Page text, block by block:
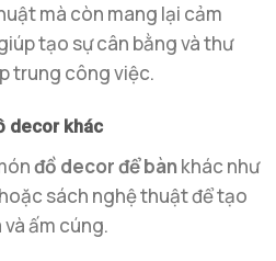
mà còn mang lại cảm
tạo sự cân bằng và thư
trung công việc.
decor khác
đồ decor để bànkhác như
sách nghệ thuật để tạo
ấm cúng.